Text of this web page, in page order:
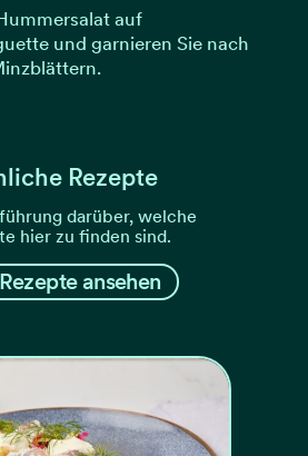
auf
und garnieren Sie nach
Rezepte
darüber, welche
hier zu finden sind.
ansehen